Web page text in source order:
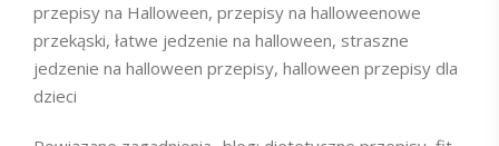
przepisy na Halloween, przepisy na halloweenowe
przekąski, łatwe jedzenie na halloween, straszne
jedzenie na halloween przepisy, halloween przepisy dla
dzieci